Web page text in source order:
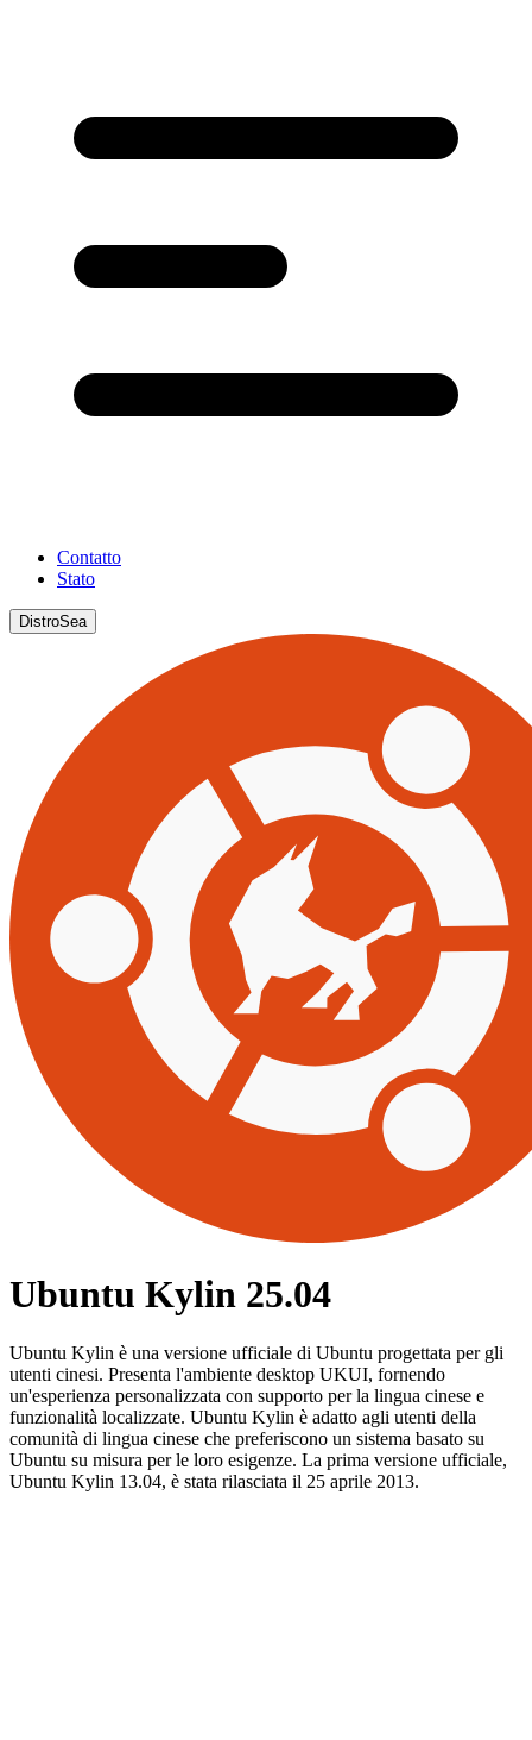
Contatto
Stato
DistroSea
Ubuntu Kylin 25.04
Ubuntu Kylin è una versione ufficiale di Ubuntu progettata per gli
utenti cinesi. Presenta l'ambiente desktop UKUI, fornendo
un'esperienza personalizzata con supporto per la lingua cinese e
funzionalità localizzate. Ubuntu Kylin è adatto agli utenti della
comunità di lingua cinese che preferiscono un sistema basato su
Ubuntu su misura per le loro esigenze. La prima versione ufficiale,
Ubuntu Kylin 13.04, è stata rilasciata il 25 aprile 2013.